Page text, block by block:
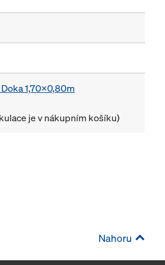
1,70x0,80m
je v nákupním košíku)
Nahoru